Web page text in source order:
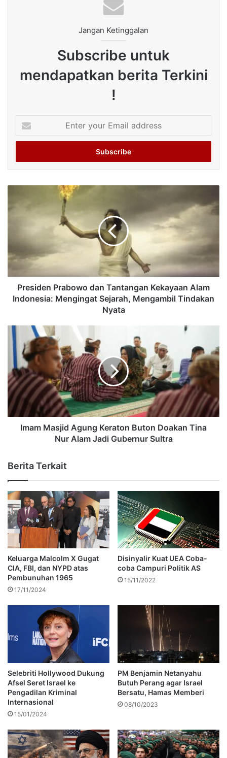
Jangan Ketinggalan
Subscribe untuk
mendapatkan berita Terkini
!
your
Email
Presiden Prabowo dan Tantangan Kekayaan Alam
Indonesia: Mengingat Sejarah, Mengambil Tindakan
Nyata
Imam Masjid Agung Keraton Buton Doakan Tina
Nur Alam Jadi Gubernur Sultra
Berita Terkait
Keluarga Malcolm X Gugat
CIA, FBI, dan NYPD atas
Pembunuhan 1965
17/11/2024
Disinyalir Kuat UEA Coba-
coba Campuri Politik AS
15/11/2022
Selebriti Hollywood Dukung
Afsel Seret Israel ke
Pengadilan Kriminal
Internasional
15/01/2024
PM Benjamin Netanyahu
Butuh Perang agar Israel
Bersatu, Hamas Memberi
08/10/2023